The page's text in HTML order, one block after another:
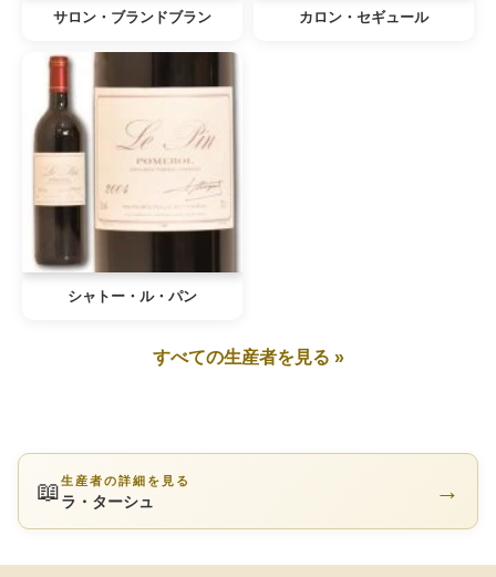
サロン・ブランドブラン カロン・セギュール
シャトー・ル・パン
すべての生産者を見る »
📖生産者の詳細を見る
ラ・ターシュ →